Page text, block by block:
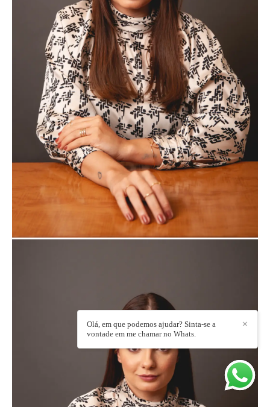
✕
Olá, em que podemos ajudar? Sinta-se a
vontade em me chamar no Whats.